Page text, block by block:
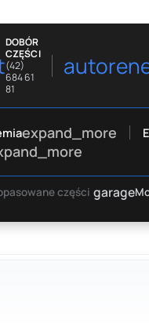
DOBÓR
CZĘŚCI
(42)
684 61
81
expand_more
części garage